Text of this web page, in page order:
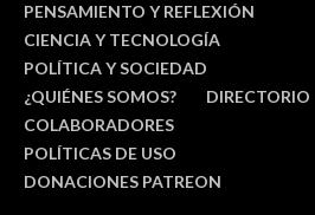
PENSAMIENTO Y REFLEXIÓN
CIENCIA Y TECNOLOGÍA
POLÍTICA Y SOCIEDAD
¿QUIÉNES SOMOS?
DIRECTORIO
COLABORADORES
POLÍTICAS DE USO
DONACIONES PATREON